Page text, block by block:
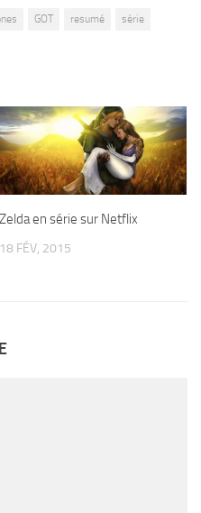
GOT resumé série
Zelda en série sur Netflix
18 FÉV, 2015